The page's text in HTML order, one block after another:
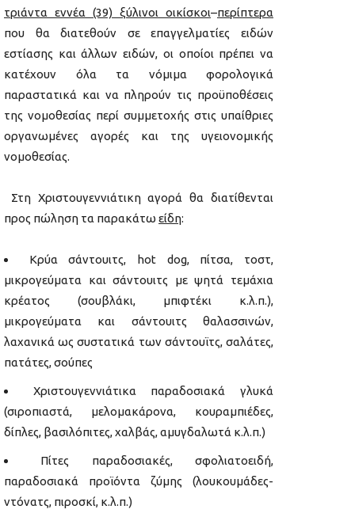
τριάντα εννέα (39) ξύλινοι οικίσκοι–περίπτερα
που θα διατεθούν σε επαγγελματίες ειδών
εστίασης και άλλων ειδών, οι οποίοι πρέπει να
κατέχουν όλα τα νόμιμα φορολογικά
παραστατικά και να πληρούν τις προϋποθέσεις
της νομοθεσίας περί συμμετοχής στις υπαίθριες
οργανωμένες αγορές και της υγειονομικής
νομοθεσίας.
Στη Χριστουγεννιάτικη αγορά θα διατίθενται
προς πώληση τα παρακάτω είδη:
Κρύα σάντουιτς, hot dog, πίτσα, τοστ,
μικρογεύματα και σάντουιτς με ψητά τεμάχια
κρέατος (σουβλάκι, μπιφτέκι κ.λ.π.),
μικρογεύματα και σάντουιτς θαλασσινών,
λαχανικά ως συστατικά των σάντουϊτς, σαλάτες,
πατάτες, σούπες
Χριστουγεννιάτικα παραδοσιακά γλυκά
(σιροπιαστά, μελομακάρονα, κουραμπιέδες,
δίπλες, βασιλόπιτες, χαλβάς, αμυγδαλωτά κ.λ.π.)
Πίτες παραδοσιακές, σφολιατοειδή,
παραδοσιακά προϊόντα ζύμης (λουκουμάδες-
ντόνατς, πιροσκί, κ.λ.π.)